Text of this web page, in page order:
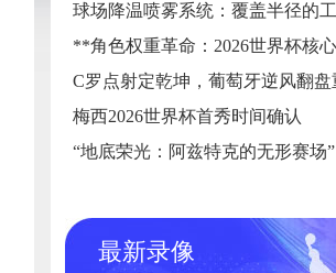
梅西2026世界杯首秀时间确认
“地底荣光：阿兹特克的无形赛场”
最新录像